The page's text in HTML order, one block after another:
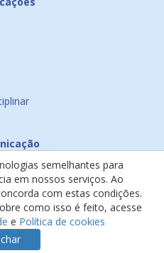
semelhantes para
em nossos serviços. Ao
com estas condições.
como isso é feito, acesse
e Política de cookies